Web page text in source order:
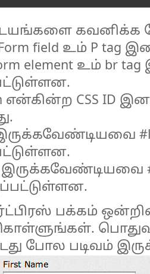
கவனிக்க
field உம் P tag
element உம் br
என்கின்ற CSS ID
இருக்கவேண்டியவை
பக்கம்
போல படிவம்